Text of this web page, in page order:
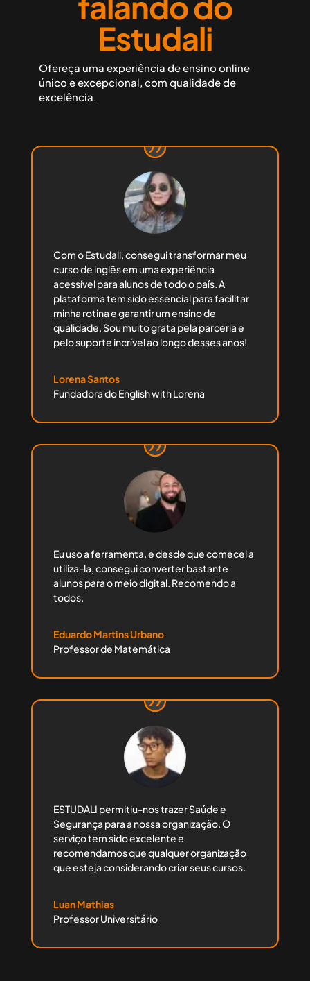
Estudali
Ofereça uma experiência de ensino online
único e excepcional, com qualidade de
excelência.
Com o Estudali, consegui transformar meu
curso de inglês em uma experiência
acessível para alunos de todo o país. A
plataforma tem sido essencial para facilitar
minha rotina e garantir um ensino de
qualidade. Sou muito grata pela parceria e
pelo suporte incrível ao longo desses anos!
Lorena Santos
Fundadora do English with Lorena
Eu uso a ferramenta, e desde que comecei a
utiliza-la, consegui converter bastante
alunos para o meio digital. Recomendo a
todos.
Eduardo Martins Urbano
Professor de Matemática
ESTUDALI permitiu-nos trazer Saúde e
Segurança para a nossa organização. O
serviço tem sido excelente e
recomendamos que qualquer organização
que esteja considerando criar seus cursos.
Luan Mathias
Professor Universitário